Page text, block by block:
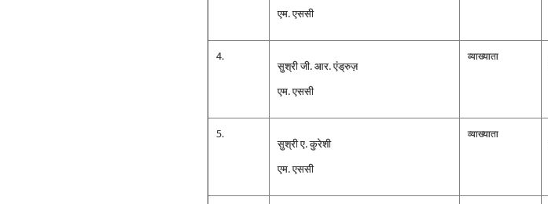
एम. एससी
4.
सुश्री जी. आर. एंड्रुज़
एम. एससी
व्‍याख्‍याता
5.
सुश्री ए. कुरेशी
एम. एससी
व्‍याख्‍याता